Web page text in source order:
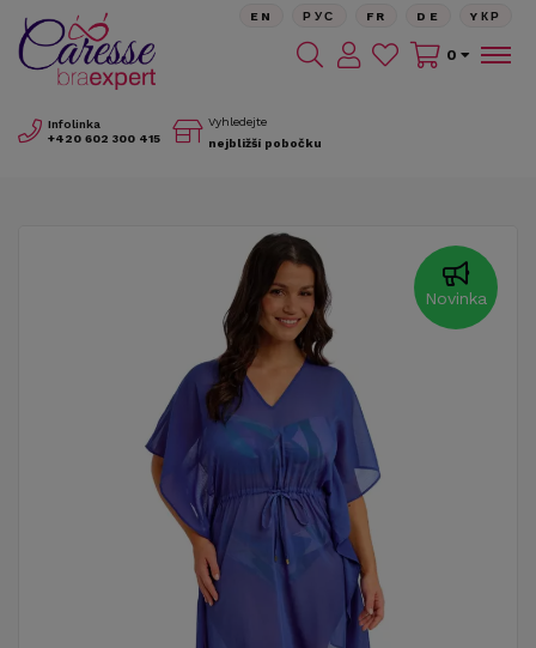
Infolinka
+420 602 300 415
Vyhledejte
nejbližší pobočku
EN РУС FR DE YКР
0
Novinka